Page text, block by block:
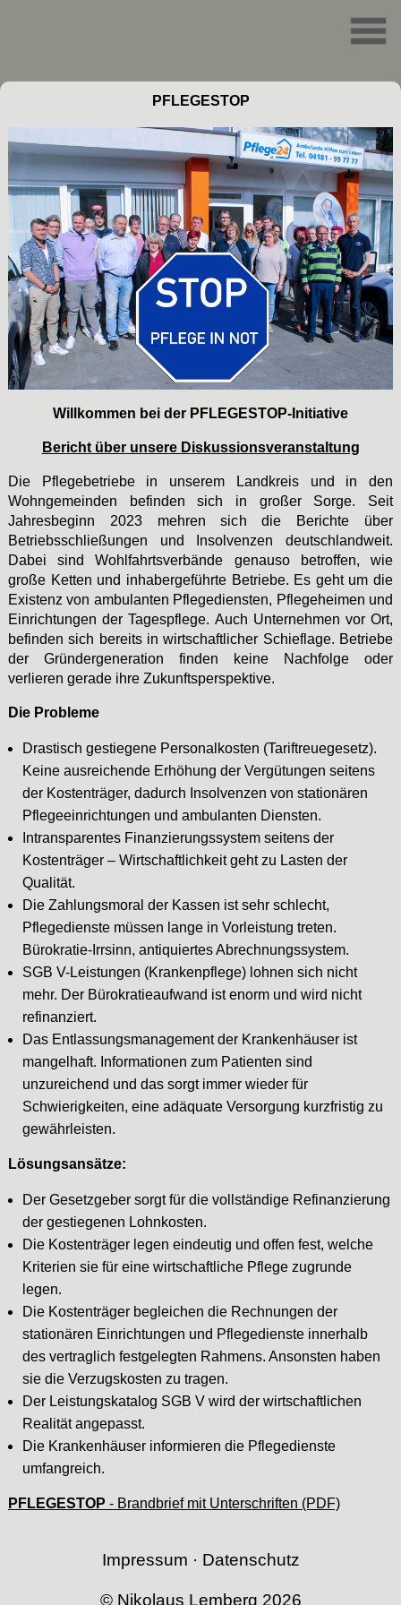
PFLEGESTOP
Willkommen bei der PFLEGESTOP-Initiative
Bericht über unsere Diskussionsveranstaltung
Die Pflegebetriebe in unserem Landkreis und in den
Wohngemeinden befinden sich in großer Sorge. Seit
Jahresbeginn 2023 mehren sich die Berichte über
Betriebsschließungen und Insolvenzen deutschlandweit.
Dabei sind Wohlfahrtsverbände genauso betroffen, wie
große Ketten und inhabergeführte Betriebe. Es geht um die
Existenz von ambulanten Pflegediensten, Pflegeheimen und
Einrichtungen der Tagespflege. Auch Unternehmen vor Ort,
befinden sich bereits in wirtschaftlicher Schieflage. Betriebe
der Gründergeneration finden keine Nachfolge oder
verlieren gerade ihre Zukunftsperspektive.
Die Probleme
Drastisch gestiegene Personalkosten (Tariftreuegesetz).
Keine ausreichende Erhöhung der Vergütungen seitens
der Kostenträger, dadurch Insolvenzen von stationären
Pflegeeinrichtungen und ambulanten Diensten.
Intransparentes Finanzierungssystem seitens der
Kostenträger – Wirtschaftlichkeit geht zu Lasten der
Qualität.
Die Zahlungsmoral der Kassen ist sehr schlecht,
Pflegedienste müssen lange in Vorleistung treten.
Bürokratie-Irrsinn, antiquiertes Abrechnungssystem.
SGB V-Leistungen (Krankenpflege) lohnen sich nicht
mehr. Der Bürokratieaufwand ist enorm und wird nicht
refinanziert.
Das Entlassungsmanagement der Krankenhäuser ist
mangelhaft. Informationen zum Patienten sind
unzureichend und das sorgt immer wieder für
Schwierigkeiten, eine adäquate Versorgung kurzfristig zu
gewährleisten.
Lösungsansätze:
Der Gesetzgeber sorgt für die vollständige Refinanzierung
der gestiegenen Lohnkosten.
Die Kostenträger legen eindeutig und offen fest, welche
Kriterien sie für eine wirtschaftliche Pflege zugrunde
legen.
Die Kostenträger begleichen die Rechnungen der
stationären Einrichtungen und Pflegedienste innerhalb
des vertraglich festgelegten Rahmens. Ansonsten haben
sie die Verzugskosten zu tragen.
Der Leistungskatalog SGB V wird der wirtschaftlichen
Realität angepasst.
Die Krankenhäuser informieren die Pflegedienste
umfangreich.
PFLEGESTOP - Brandbrief mit Unterschriften (PDF)
Impressum · Datenschutz
© Nikolaus Lemberg 2026